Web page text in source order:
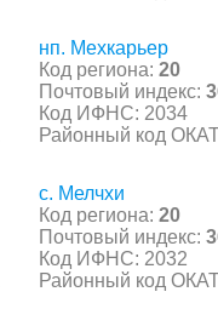
нп. Мехкарьер
Код региона: 20
Почтовый индекс:
Код ИФНС: 2034
Районный код
с. Мелчхи
Код региона: 20
Почтовый индекс:
Код ИФНС: 2032
Районный код